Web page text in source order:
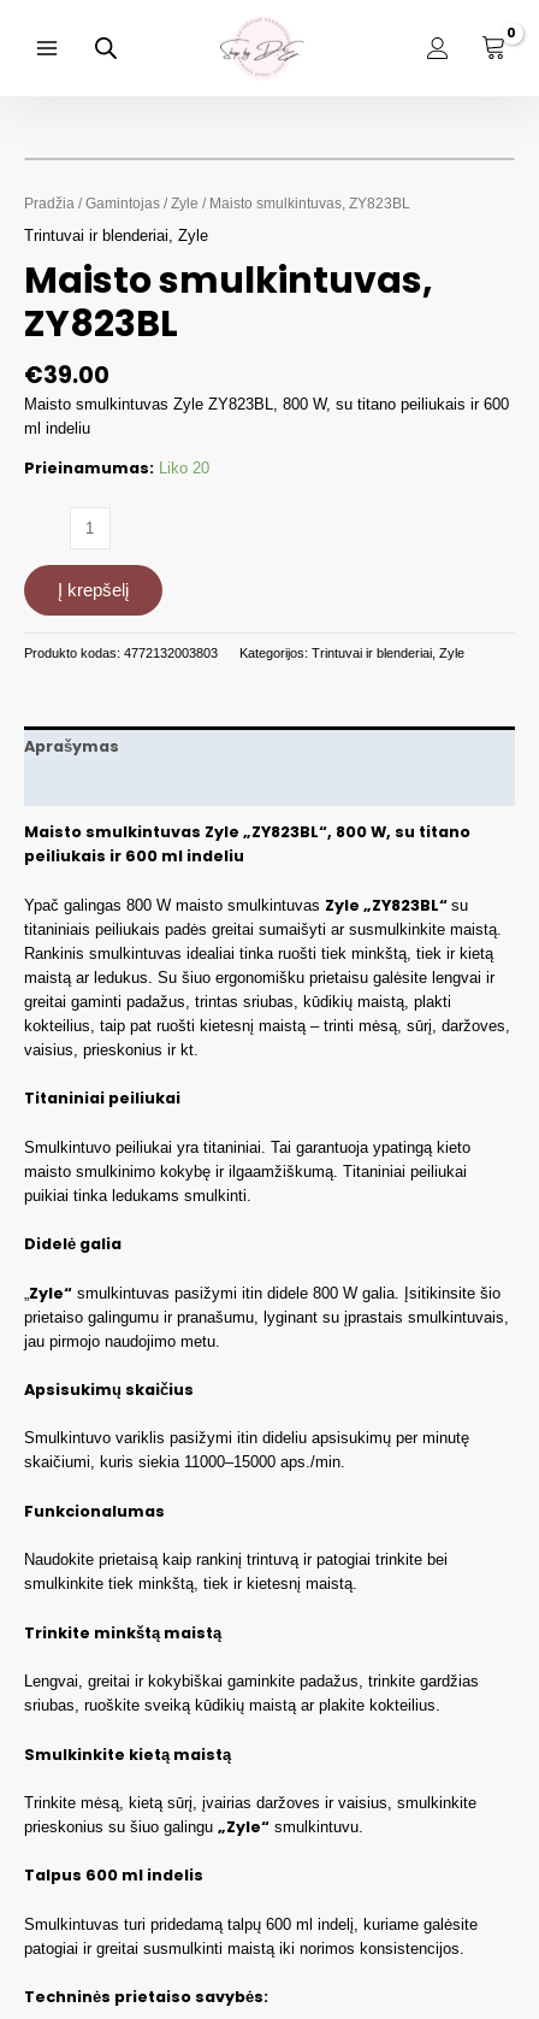
turinio
Pradžia /Gamintojas / Zyle / Maisto smulkintuvas, ZY823BL
Trintuvai ir blenderiai, Zyle
Maisto smulkintuvas,
ZY823BL
€39.00
Maisto smulkintuvas Zyle ZY823BL, 800 W, su titano peiliukais ir 600
ml indeliu
Prieinamumas: Liko 20
Maisto
smulkintuvas,
ZY823BL
Į krepšelį
Produkto kodas: 4772132003803 Kategorijos: Trintuvai ir blenderiai Zyle
Aprašymas
Maisto smulkintuvas Zyle „ZY823BL“, 800 W, su titano
peiliukais ir 600 ml indeliu
Ypač galingas 800 W maisto smulkintuvas Zyle „ZY823BL“ su
titaniniais peiliukais padės greitai sumaišyti ar susmulkinkite maistą.
Rankinis smulkintuvas idealiai tinka ruošti tiek minkštą, tiek ir kietą
maistą ar ledukus. Su šiuo ergonomišku prietaisu galėsite lengvai ir
greitai gaminti padažus, trintas sriubas, kūdikių maistą, plakti
kokteilius, taip pat ruošti kietesnį maistą – trinti mėsą, sūrį, daržoves,
vaisius, prieskonius ir kt.
Titaniniai peiliukai
Smulkintuvo peiliukai yra titaniniai. Tai garantuoja ypatingą kieto
maisto smulkinimo kokybę ir ilgaamžiškumą. Titaniniai peiliukai
puikiai tinka ledukams smulkinti.
Didelė galia
Zyle“ smulkintuvas pasižymi itin didele 800 W galia. Įsitikinsite šio
prietaiso galingumu ir pranašumu, lyginant su įprastais smulkintuvais,
jau pirmojo naudojimo metu.
Apsisukimų skaičius
Smulkintuvo variklis pasižymi itin dideliu apsisukimų per minutę
skaičiumi, kuris siekia 11000–15000 aps./min.
Funkcionalumas
Naudokite prietaisą kaip rankinį trintuvą ir patogiai trinkite bei
smulkinkite tiek minkštą, tiek ir kietesnį maistą.
Trinkite minkštą maistą
Lengvai, greitai ir kokybiškai gaminkite padažus, trinkite gardžias
sriubas, ruoškite sveiką kūdikių maistą ar plakite kokteilius.
Smulkinkite kietą maistą
Trinkite mėsą, kietą sūrį, įvairias daržoves ir vaisius, smulkinkite
prieskonius su šiuo galingu „Zyle“ smulkintuvu.
Talpus 600 ml indelis
Smulkintuvas turi pridedamą talpų 600 ml indelį, kuriame galėsite
patogiai ir greitai susmulkinti maistą iki norimos konsistencijos.
Techninės prietaiso savybės: